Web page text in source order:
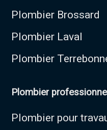
Plombier Brossard
Plombier Laval
Plombier
Plombier
Plombier pour